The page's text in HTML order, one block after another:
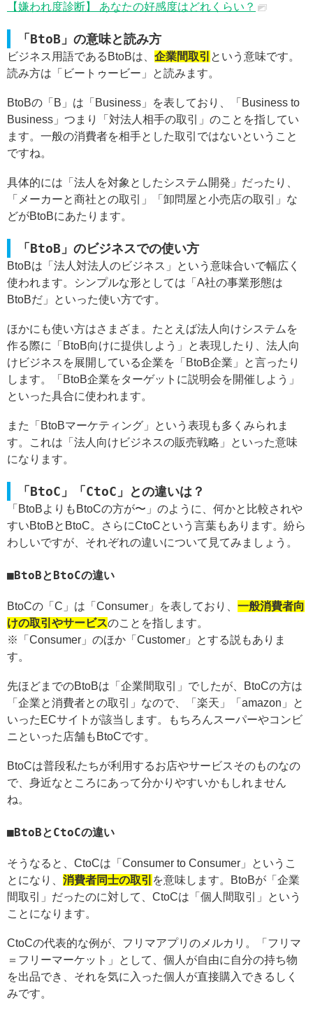
【嫌われ度診断】 あなたの好感度はどれくらい？
「BtoB」の意味と読み方
ビジネス用語であるBtoBは、 企業間取引 という意味です。
読み方は「ビートゥービー」と読みます。
BtoBの「B」は「Business」を表しており、「Business to
Business」つまり「対法人相手の取引」のことを指してい
ます。一般の消費者を相手とした取引ではないということ
ですね。
具体的には「法人を対象としたシステム開発」だったり、
「メーカーと商社との取引」「卸問屋と小売店の取引」な
どがBtoBにあたります。
「BtoB」のビジネスでの使い方
BtoBは「法人対法人のビジネス」という意味合いで幅広く
使われます。シンプルな形としては「A社の事業形態は
BtoBだ」といった使い方です。
ほかにも使い方はさまざま。たとえば法人向けシステムを
作る際に「BtoB向けに提供しよう」と表現したり、法人向
けビジネスを展開している企業を「BtoB企業」と言ったり
します。「BtoB企業をターゲットに説明会を開催しよう」
といった具合に使われます。
また「BtoBマーケティング」という表現も多くみられま
す。これは「法人向けビジネスの販売戦略」といった意味
になります。
「BtoC」「CtoC」との違いは？
「BtoBよりもBtoCの方が〜」のように、何かと比較されや
すいBtoBとBtoC。さらにCtoCという言葉もあります。紛ら
わしいですが、それぞれの違いについて見てみましょう。
BtoBとBtoCの違い
BtoCの「C」は「Consumer」を表しており、 一般消費者向
けの取引やサービスのことを指します。
※「Consumer」のほか「Customer」とする説もありま
す。
先ほどまでのBtoBは「企業間取引」でしたが、BtoCの方は
「企業と消費者との取引」なので、「楽天」「amazon」と
いったECサイトが該当します。もちろんスーパーやコンビ
ニといった店舗もBtoCです。
BtoCは普段私たちが利用するお店やサービスそのものなの
で、身近なところにあって分かりやすいかもしれません
ね。
BtoBとCtoCの違い
そうなると、CtoCは「Consumer to Consumer」というこ
とになり、 消費者同士の取引 を意味します。BtoBが「企業
間取引」だったのに対して、CtoCは「個人間取引」という
ことになります。
CtoCの代表的な例が、フリマアプリのメルカリ。「フリマ
＝フリーマーケット」として、個人が自由に自分の持ち物
を出品でき、それを気に入った個人が直接購入できるしく
みです。